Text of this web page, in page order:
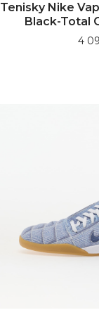
Tenisky Nike
Black-Total
4